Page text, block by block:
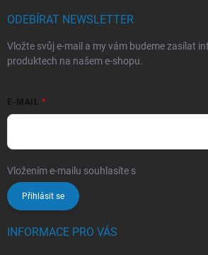
ODEBÍRAT NEWSLETTER
Vložte svůj e-mail a my vám budeme zasílat
produktech na našem e-shopu.
E-MAIL
Vložením e-mailu souhlasíte s
Přihlásit se
INFORMACE PRO VÁS